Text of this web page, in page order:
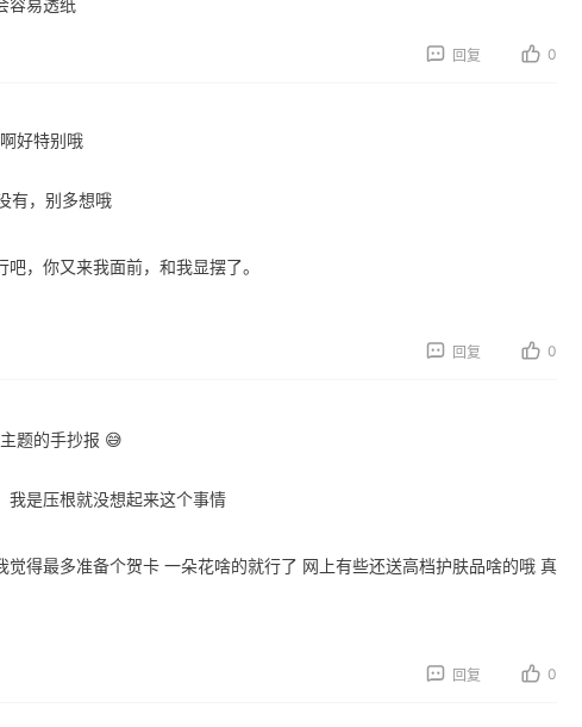
回复 0
好特别哦
有，别多想哦
吧，你又来我面前，和我显摆了。
回复 0
题的手抄报 😅
我是压根就没想起来这个事情
觉得最多准备个贺卡 一朵花啥的就行了 网上有些还送高档护肤品啥的哦 真
回复 0
公布 Evelom卸妆膏--卸妆膏中的“爱马仕”